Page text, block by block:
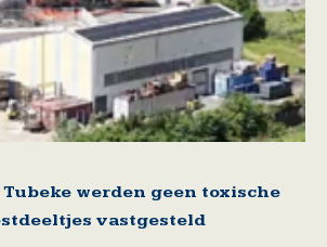
werden geen toxische
vastgesteld